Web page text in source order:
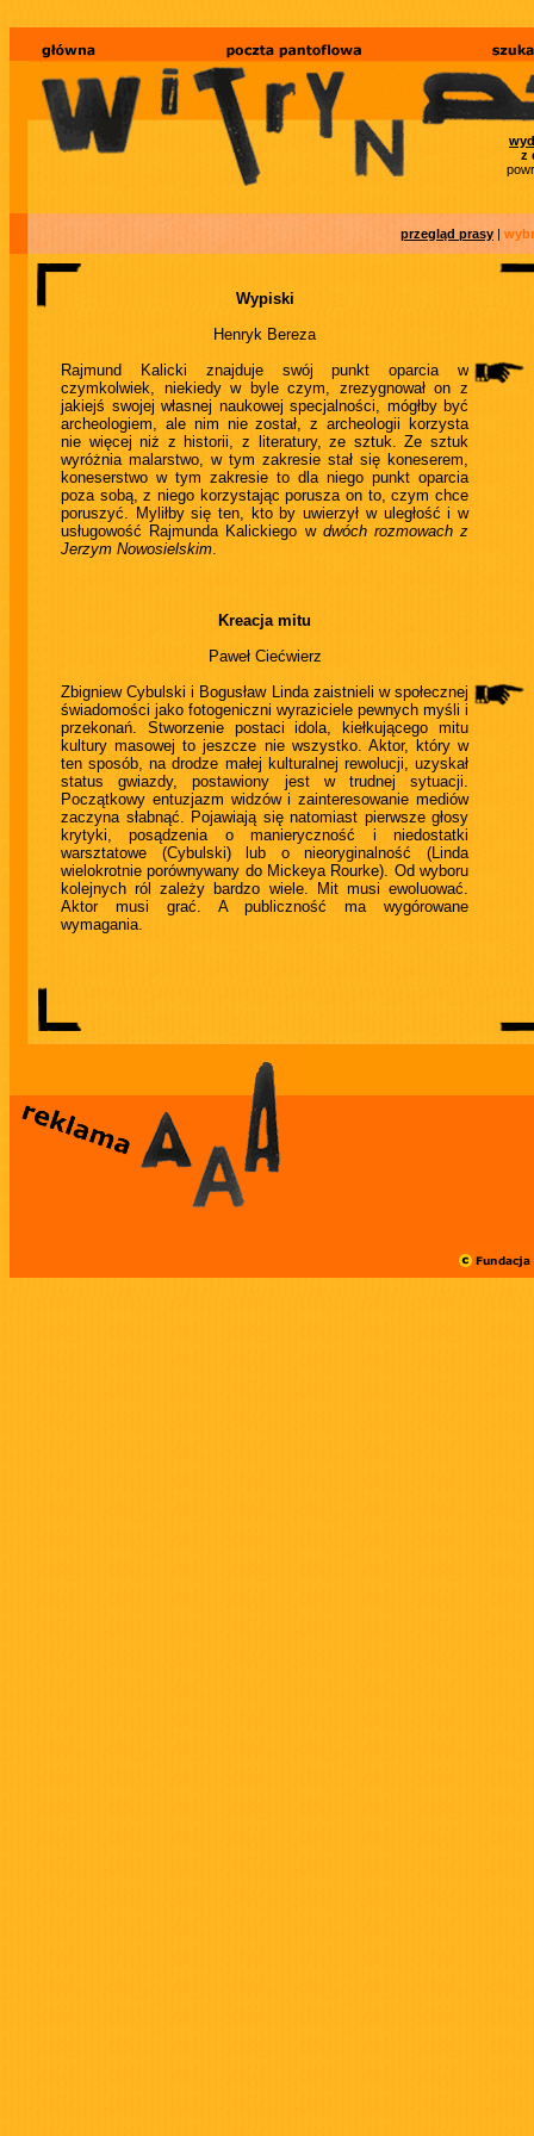
z
przegląd prasy |
Wypiski
Henryk Bereza
Rajmund Kalicki znajduje swój punkt oparcia w
czymkolwiek, niekiedy w byle czym, zrezygnował on z
jakiejś swojej własnej naukowej specjalności, mógłby być
archeologiem, ale nim nie został, z archeologii korzysta
nie więcej niż z historii, z literatury, ze sztuk. Ze sztuk
wyróżnia malarstwo, w tym zakresie stał się koneserem,
koneserstwo w tym zakresie to dla niego punkt oparcia
poza sobą, z niego korzystając porusza on to, czym chce
poruszyć. Myliłby się ten, kto by uwierzył w uległość i w
usługowość Rajmunda Kalickiego w dwóch rozmowach z
Jerzym Nowosielskim.
Kreacja mitu
Paweł Ciećwierz
Zbigniew Cybulski i Bogusław Linda zaistnieli w społecznej
świadomości jako fotogeniczni wyraziciele pewnych myśli i
przekonań. Stworzenie postaci idola, kiełkującego mitu
kultury masowej to jeszcze nie wszystko. Aktor, który w
ten sposób, na drodze małej kulturalnej rewolucji, uzyskał
status gwiazdy, postawiony jest w trudnej sytuacji.
Początkowy entuzjazm widzów i zainteresowanie mediów
zaczyna słabnąć. Pojawiają się natomiast pierwsze głosy
krytyki, posądzenia o manieryczność i niedostatki
warsztatowe (Cybulski) lub o nieoryginalność (Linda
wielokrotnie porównywany do Mickeya Rourke). Od wyboru
kolejnych ról zależy bardzo wiele. Mit musi ewoluować.
Aktor musi grać. A publiczność ma wygórowane
wymagania.